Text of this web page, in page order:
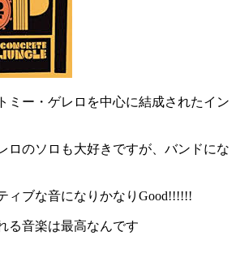
ミー・ゲレロを中心に結成されたイン
ロのソロも大好きですが、バンドにな
ィブな音になりかなりGood!!!!!!
る音楽は最高なんです